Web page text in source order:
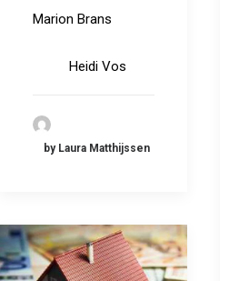
Marion Brans
Heidi Vos
by Laura Matthijssen